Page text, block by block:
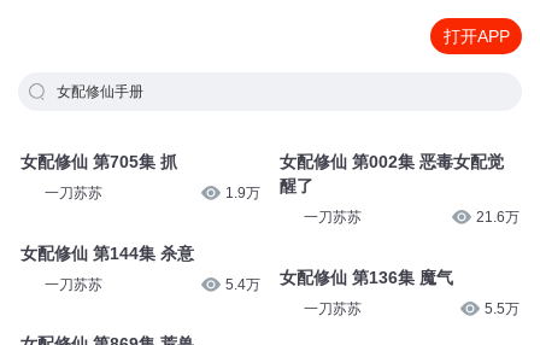
打开APP
女配修仙手册
女配修仙 第705集 抓
一刀苏苏 1.9万
女配修仙 第144集 杀意
一刀苏苏 5.4万
女配修仙 第002集 恶毒女配觉
醒了
一刀苏苏 21.6万
女配修仙 第136集 魔气
一刀苏苏 5.5万